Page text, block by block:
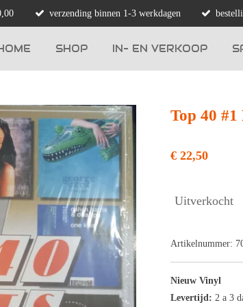
verzending binnen 1-3 werkdagen
SHOP IN- EN VERKOOP
Top 40
€ 22,50
Uitverkocht
Artikelnummer:
Nieuw Vinyl
Levertijd: 2 a 3